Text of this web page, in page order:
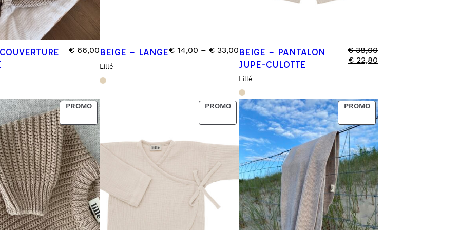
€ 66,00BEIGE – LANGE
Lillé
€ 14,00 – € 33,00BEIGE – PANTALON
JUPE-CULOTTE
Lillé
€38,00
€ 22,80
PROMOPRODUCT
ON
SALE
PROMOPRODUCT
ON
SALE
PROMOPRODUCT
ON
SALE